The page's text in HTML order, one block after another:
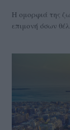
Η ομορφιά της
επιμονή όσων